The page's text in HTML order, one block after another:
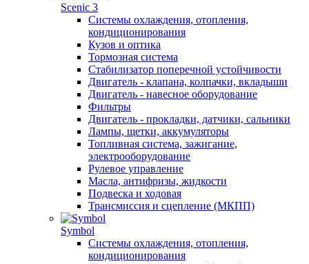
Scenic 3
Системы охлаждения, отопления,
кондиционирования
Кузов и оптика
Тормозная система
Стабилизатор поперечной устойчивости
Двигатель - клапана, колпачки, вкладыши
Двигатель - навесное оборудование
Фильтры
Двигатель - прокладки, датчики, сальники
Лампы, щетки, аккумуляторы
Топливная система, зажигание,
электрооборудование
Рулевое управление
Масла, антифризы, жидкости
Подвеска и ходовая
Трансмиссия и сцепление (МКПП)
Symbol
Системы охлаждения, отопления,
кондиционирования